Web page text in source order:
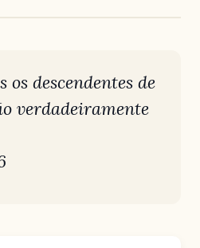
os descendentes de
verdadeiramente